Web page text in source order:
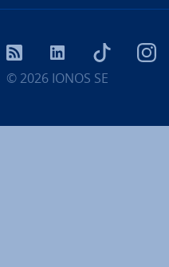
© 2026 IONOS SE
RSS LinkedIn tiktok